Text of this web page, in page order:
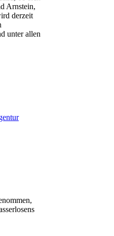
Arnstein,
derzeit
unter allen